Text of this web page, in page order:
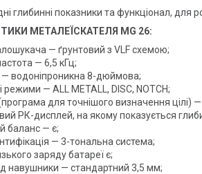
глибинні показники та функціонал,
МЕТАЛЕЇСКАТЕЛЯ MG 26:
— ґрунтовий з VLF схемою;
— 6,5 кГц;
водоніпроникна 8-дюймова;
режими — ALL METALL, DISC, NOTCH;
для точнішого визначення цілі) —
РК-дисплей, на якому показується
баланс — є;
— 3-тональна система;
заряду батареї є;
навушники — стандартний 3,5 мм;